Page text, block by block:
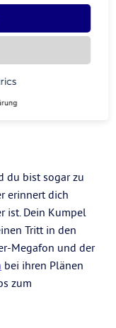
Gin-Tasting-
und Leben
endlich nähen
Handlettering
eines Online-
hilft dir deine
du bist sogar zu
erinnert dich
ist. Dein Kumpel
Tritt in den
Megafon und der
bei ihren Plänen
zum